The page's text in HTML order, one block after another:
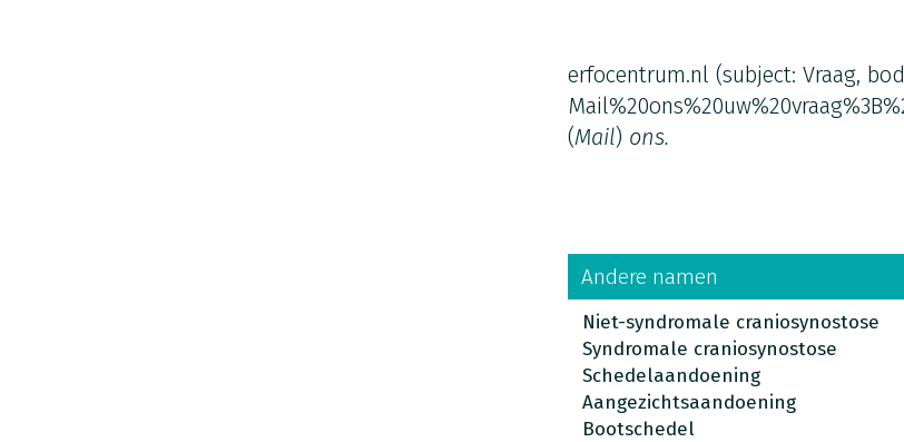
erfocentrum.nl (subject: Vraag,
(Mail) ons.
Andere namen
Niet-syndromale craniosynostose
Syndromale craniosynostose
Schedelaandoening
Aangezichtsaandoening
Bootschedel